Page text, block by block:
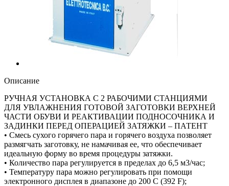
Описание
РУЧНАЯ УСТАНОВКА С 2 РАБОЧИМИ СТАНЦИЯМИ
ДЛЯ УВЛАЖНЕНИЯ ГОТОВОЙ ЗАГОТОВКИ ВЕРХНЕЙ
ЧАСТИ ОБУВИ И РЕАКТИВАЦИИ ПОДНОСОЧНИКА И
ЗАДИНКИ ПЕРЕД ОПЕРАЦИЕЙ ЗАТЯЖКИ – ПАТЕНТ
• Смесь сухого горячего пара и горячего воздуха позволяет
размягчать заготовку, не намачивая ее, что обеспечивает
идеальную форму во время процедуры затяжки.
• Количество пара регулируется в пределах до 6,5 м3/час;
• Температуру пара можно регулировать при помощи
электронного дисплея в диапазоне до 200 С (392 F);